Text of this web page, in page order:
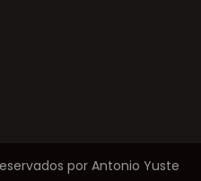
por Antonio Yuste